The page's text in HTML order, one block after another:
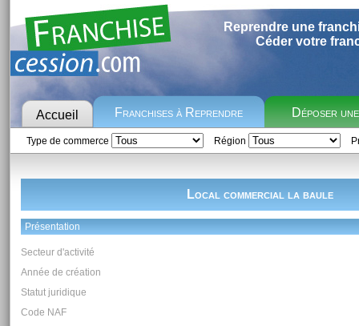
Reprendre une
Céder votre
Accueil Franchises à Reprendre Déposer
Type de commerce Région
Local commercial la baule
Présentation
Secteur d'activité
Année de création
Statut juridique
Code NAF